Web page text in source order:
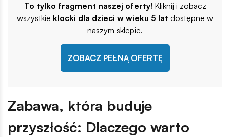
To tylko fragment naszej oferty! Kliknij i zobacz
wszystkie klocki dla dzieci w wieku 5 lat dostępne w
naszym sklepie.
ZOBACZ PEŁNĄ OFERTĘ
Zabawa, która buduje
przyszłość: Dlaczego warto